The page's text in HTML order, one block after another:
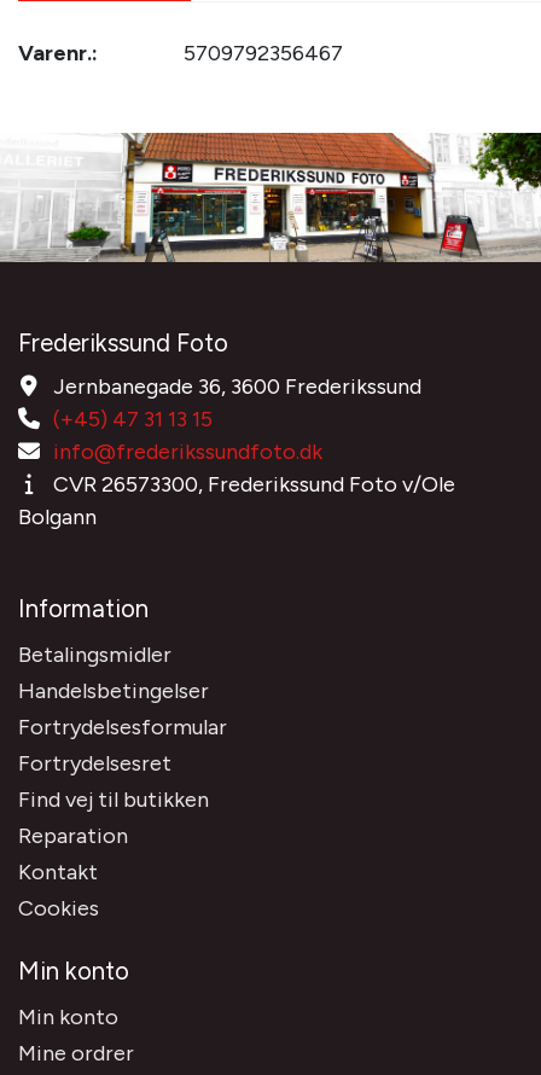
Varenr.: 5709792356467
Frederikssund Foto
Jernbanegade 36, 3600 Frederikssund
(+45) 47 31 13 15
info@frederikssundfoto.dk
CVR 26573300, Frederikssund Foto v/Ole
Bolgann
Information
Betalingsmidler
Handelsbetingelser
Fortrydelsesformular
Fortrydelsesret
Find vej til butikken
Reparation
Kontakt
Cookies
Min konto
Min konto
Mine ordrer